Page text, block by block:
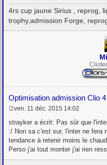
g
e
4rs cup jaune Sirius , reprog,
trophy,admission Forge,
Optimisation admission Clio
e
s
s
a
g
ven. 11 déc. 2015 14:02
strayker a écrit: Pas sûr que
:/ Non sa c'est sur, l'inter ne fera
tendance à retenir moins le
Perso j'ai tout monter j'ai rien